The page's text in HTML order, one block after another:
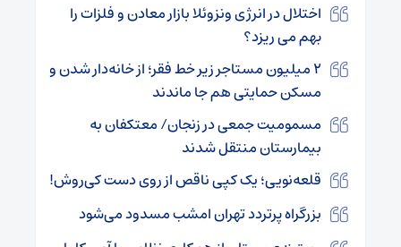
اختلال در انرژی ونزوئلا بازار معادن و فلزات را
بهم می ریزد؟
۲ میلیون مستاجر زیر خط فقر؛ از خانه‌دار شدن و
مسکن حمایتی هم جا ماندند
مسمومیت جمعی در زنجان/ معتکفان به
بیمارستان‌ منتقل شدند
قلعه‌نویی؛ یک کپی ناقص از روی دست کی‌روش!
بزرگراه پرتردد تهران امشب مسدود می‌شود